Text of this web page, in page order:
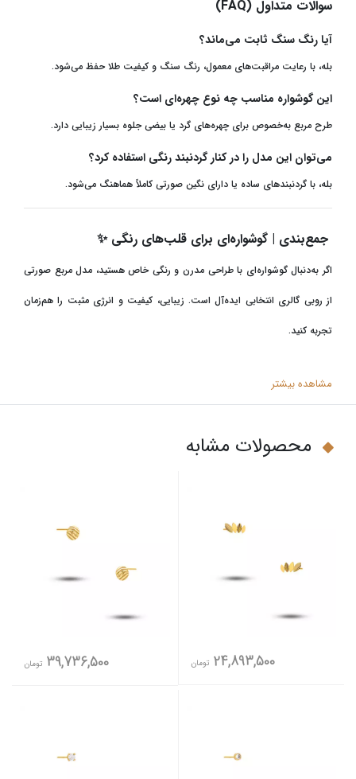
سوالات متداول (FAQ)
آیا رنگ سنگ ثابت می‌ماند؟
بله، با رعایت مراقبت‌های معمول، رنگ سنگ و کیفیت طلا حفظ می‌شود.
این گوشواره مناسب چه نوع چهره‌ای است؟
طرح مربع به‌خصوص برای چهره‌های گرد یا بیضی جلوه بسیار زیبایی دارد.
می‌توان این مدل را در کنار گردنبند رنگی استفاده کرد؟
بله، با گردنبندهای ساده یا دارای نگین صورتی کاملاً هماهنگ می‌شود.
جمع‌بندی | گوشواره‌ای برای قلب‌های رنگی ✨
اگر به‌دنبال گوشواره‌ای با طراحی مدرن و رنگی خاص هستید، مدل مربع صورتی
از روبی گالری انتخابی ایده‌آل است. زیبایی، کیفیت و انرژی مثبت را هم‌زمان
تجربه کنید.
مشاهده بیشتر
محصولات مشابه
24,893,500 تومان 39,736,500 تومان